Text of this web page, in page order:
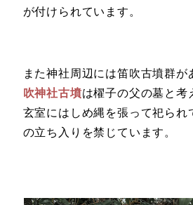
が付けられています。
また神社周辺には笛吹古墳群
吹神社古墳は櫂子の父の墓と考
玄室にはしめ縄を張って祀られ
の立ち入りを禁じています。